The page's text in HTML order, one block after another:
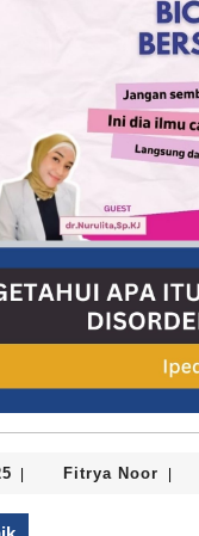
September
2025
Fitrya Noor Fitrya